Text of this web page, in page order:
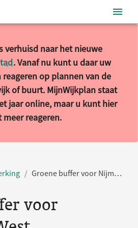
verhuisd naar het nieuwe
. Vanaf nu kunt u daar uw
op plannen van de
of buurt. MijnWijkplan staat
jaar online, maar u kunt hier
meer reageren.
Groene buffer voor Nijmegen-West
voor